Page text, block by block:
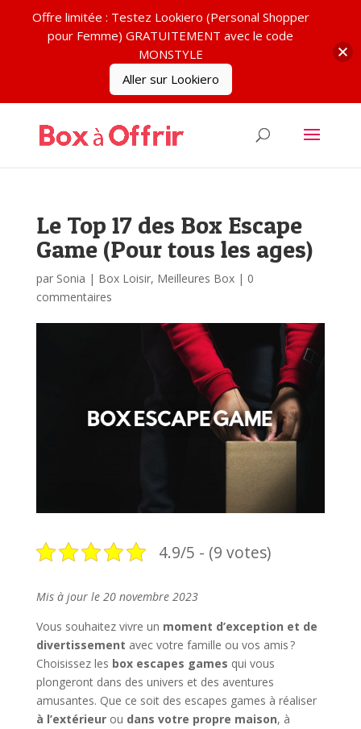
Le Top 17 des Box Escape
Game (Pour tous les ages)
par Sonia | Box Loisir, Meilleures Box| 0
commentaires
4.9/5 - (9 votes)
Mis à jour le 20 novembre 2023
Vous souhaitez vivre un moment d’exception et de
divertissement avec votre famille ou vos amis ?
Choisissez les box escapes games qui vous
plongeront dans des univers et des aventures
amusantes. Que ce soit des escapes games à réaliser
à l’extérieurou dans votre propre maison, à
Offre limitée : Testez Lookiero (Personal Shopper
pour Femme) GRATUITEMENT avec le code
MONSTYLE
Aller sur Lookiero